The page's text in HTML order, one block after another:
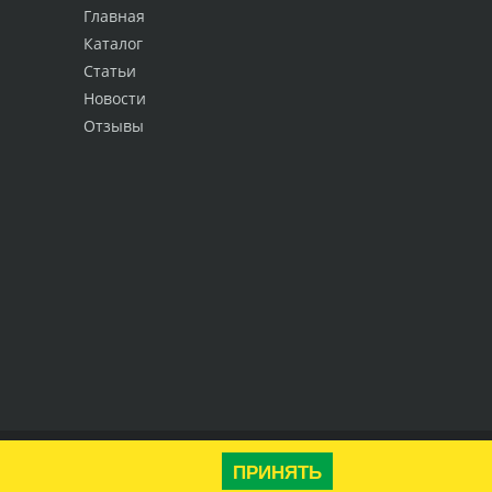
Главная
Каталог
Статьи
Новости
Отзывы
Наверх
ПРИНЯТЬ